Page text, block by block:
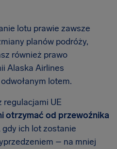
lotu prawie zawsze
planów podróży,
również prawo
Alaska Airlines
lotem.
regulacjami UE
otrzymać od przewoźnika
gdy ich lot zostanie
– na mniej